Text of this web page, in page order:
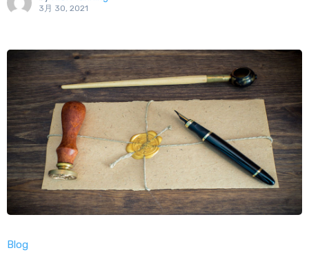
3月 30, 2021
Blog